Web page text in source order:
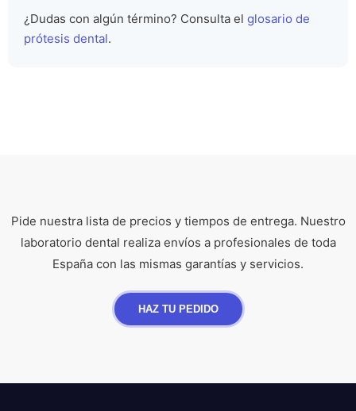
¿Dudas con algún término? Consulta el glosario de
prótesis dental.
Pide nuestra lista de precios y tiempos de entrega. Nuestro
laboratorio dental realiza envíos a profesionales de toda
España con las mismas garantías y servicios.
HAZ TU PEDIDO